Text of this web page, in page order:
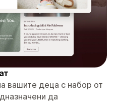
вашите деца с набор от
да